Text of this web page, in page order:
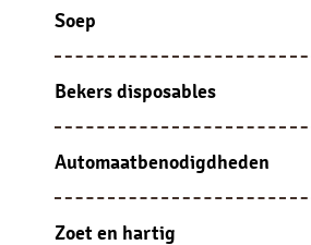
Melkpoeder
Cacao
Soep
Automatensoep
Soep sachets
Bekers disposables
Bekers karton
Bekers kunststof
Automaatbenodigdheden
Jura onderhoudsproducten en
accessoires
Zoet en hartig